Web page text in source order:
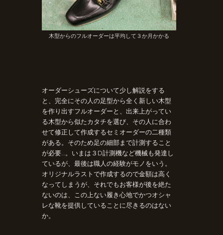
木型からのフルオーダーは平均して３か月かかる
オーダーシューズについて少し解説をする
と、完全にその人の足型から全く新しい木型
を作り出すフルオーダーと、出来上がってい
る木型から似たカタチを選び、その人に合わ
せて修正して作成するセミオーダーの二種類
がある。そのため足の細部まで計測すること
が必要…。いまは３D計測機など機械も発達し
ているが、最後は職人の経験がモノをいう。
オリジナルラストで作成するので金額は高く
なってしまうが、それでもお客様が後を絶た
ないのは、この上ない履き心地でかつオシャ
レな靴を提供していることに尽きるのはない
か。